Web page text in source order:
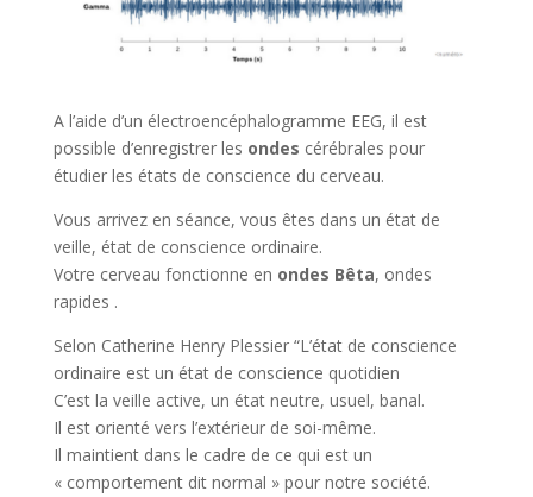
A l’aide d’un électroencéphalogramme EEG, il est
possible d’enregistrer les ondes cérébrales pour
étudier les états de conscience du cerveau.
Vous arrivez en séance, vous êtes dans un état de
veille, état de conscience ordinaire.
Votre cerveau fonctionne en ondes Bêta, ondes
rapides .
Selon Catherine Henry Plessier “L’état de conscience
ordinaire est un état de conscience quotidien
C’est la veille active, un état neutre, usuel, banal.
Il est orienté vers l’extérieur de soi-même.
Il maintient dans le cadre de ce qui est un
« comportement dit normal » pour notre société.